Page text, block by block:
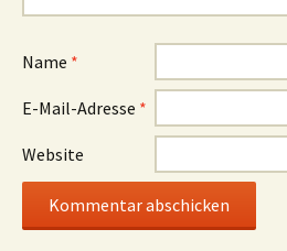
Name *
E-Mail-Adresse *
Website